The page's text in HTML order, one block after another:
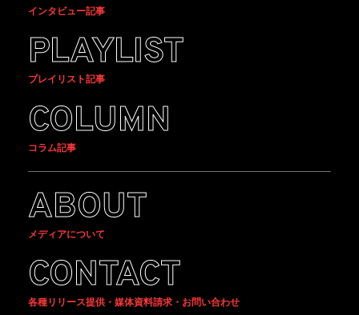
インタビュー記事
PLAYLIST
プレイリスト記事
COLUMN
コラム記事
ABOUT
メディアについて
CONTACT
各種リリース提供・媒体資料請求・お問い合わせ